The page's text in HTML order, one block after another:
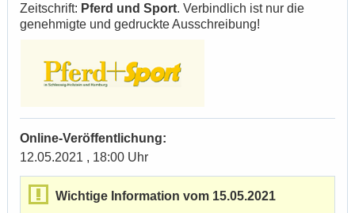
Zeitschrift: Pferd und Sport. Verbindlich ist nur die
genehmigte und gedruckte Ausschreibung!
Online-Veröffentlichung:
12.05.2021 , 18:00 Uhr
Wichtige Information vom 15.05.2021